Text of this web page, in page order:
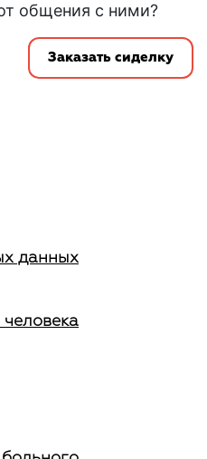
общения с ними?
Заказать сиделку
данных